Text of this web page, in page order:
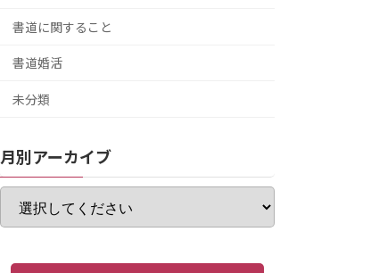
書道に関すること
書道婚活
未分類
月別アーカイブ